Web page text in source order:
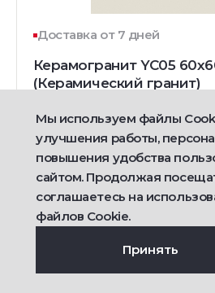
Доставка от 7 дней
Керамогранит YC05
(Керамический гранит)
ЦВЕТ:
60x60
1 760
руб/м2
Мы используем файлы
улучшения работы,
повышения удобства
сайтом. Продолжая
соглашаетесь на
файлов Cookie.
Принять